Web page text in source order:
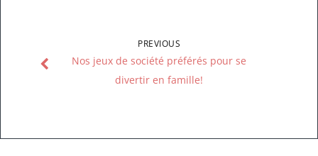
PREVIOUS
Nos jeux de société préférés pour se
divertir en famille!